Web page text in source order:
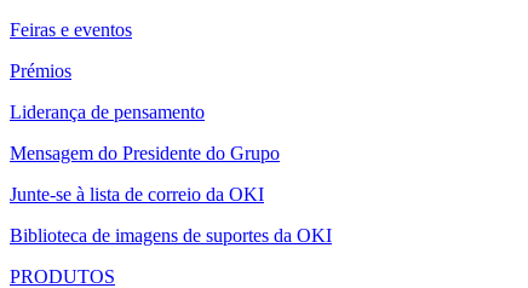
Feiras e eventos
Prémios
Liderança de pensamento
Mensagem do Presidente do Grupo
Junte-se à lista de correio da OKI
Biblioteca de imagens de suportes da OKI
PRODUTOS